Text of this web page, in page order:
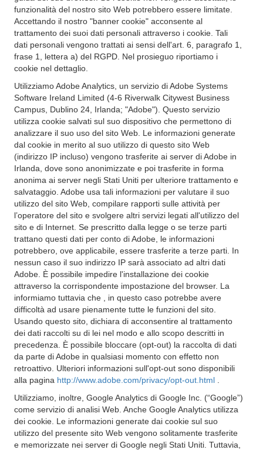
funzionalità del nostro sito Web potrebbero essere limitate.
Accettando il nostro "banner cookie" acconsente al
trattamento dei suoi dati personali attraverso i cookie. Tali
dati personali vengono trattati ai sensi dell'art. 6, paragrafo 1,
frase 1, lettera a) del RGPD. Nel prosieguo riportiamo i
cookie nel dettaglio.
Utilizziamo Adobe Analytics, un servizio di Adobe Systems
Software Ireland Limited (4-6 Riverwalk Citywest Business
Campus, Dublino 24, Irlanda; "Adobe"). Questo servizio
utilizza cookie salvati sul suo dispositivo che permettono di
analizzare il suo uso del sito Web. Le informazioni generate
dal cookie in merito al suo utilizzo di questo sito Web
(indirizzo IP incluso) vengono trasferite ai server di Adobe in
Irlanda, dove sono anonimizzate e poi trasferite in forma
anonima ai server negli Stati Uniti per ulteriore trattamento e
salvataggio. Adobe usa tali informazioni per valutare il suo
utilizzo del sito Web, compilare rapporti sulle attività per
l’operatore del sito e svolgere altri servizi legati all'utilizzo del
sito e di Internet. Se prescritto dalla legge o se terze parti
trattano questi dati per conto di Adobe, le informazioni
potrebbero, ove applicabile, essere trasferite a terze parti. In
nessun caso il suo indirizzo IP sarà associato ad altri dati
Adobe. È possibile impedire l'installazione dei cookie
attraverso la corrispondente impostazione del browser. La
informiamo tuttavia che , in questo caso potrebbe avere
difficoltà ad usare pienamente tutte le funzioni del sito.
Usando questo sito, dichiara di acconsentire al trattamento
dei dati raccolti su di lei nel modo e allo scopo descritti in
precedenza. È possibile bloccare (opt-out) la raccolta di dati
da parte di Adobe in qualsiasi momento con effetto non
retroattivo. Ulteriori informazioni sull'opt-out sono disponibili
alla pagina http://www.adobe.com/privacy/opt-out.html
Utilizziamo, inoltre, Google Analytics di Google Inc. (“Google”)
come servizio di analisi Web. Anche Google Analytics utilizza
dei cookie. Le informazioni generate dai cookie sul suo
utilizzo del presente sito Web vengono solitamente trasferite
e memorizzate nei server di Google negli Stati Uniti. Tuttavia,